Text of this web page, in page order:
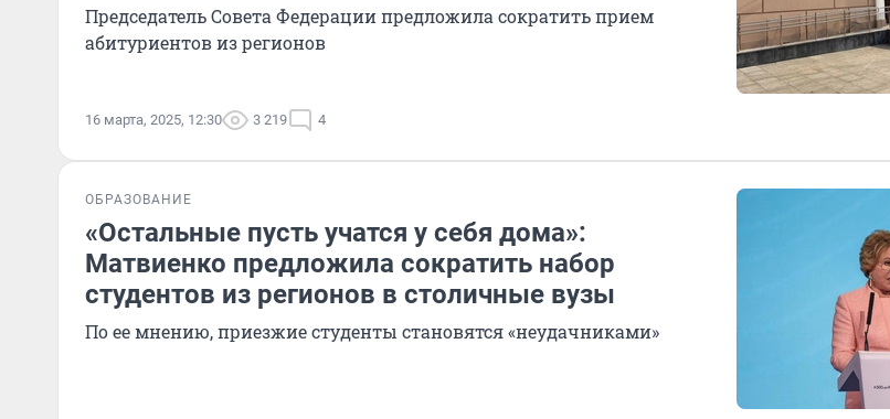
Председатель Совета Федерации предложила сократить прием
абитуриентов из регионов
16 марта, 2025, 12:30 3 219 4
ОБРАЗОВАНИЕ
«Остальные пусть учатся у себя дома»:
Матвиенко предложила сократить набор
студентов из регионов в столичные вузы
По ее мнению, приезжие студенты становятся «неудачниками»